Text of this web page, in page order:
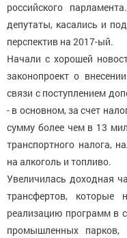
российского
депутаты, касались и
перспектив на 2017-ый.
Начали с хорошей
законопроект о
связи с поступлением
- в основном, за счет
сумму более чем в 13
транспортного налога,
на алкоголь и топливо.
Увеличилась доходная
трансфертов, которые
реализацию программ в
промышленных парков,